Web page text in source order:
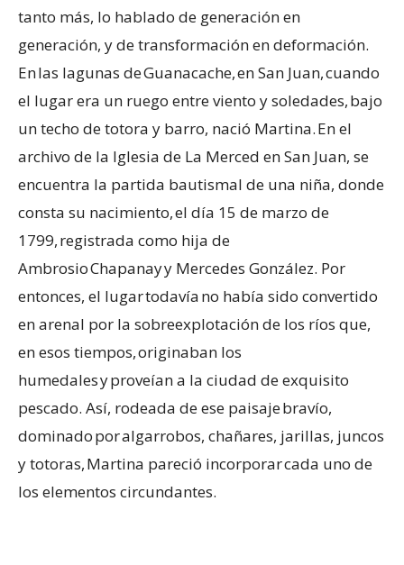
tanto más, lo hablado de generación en
generación, y de transformación en deformación.
En las lagunas de Guanacache, en San Juan, cuando
el lugar era un ruego entre viento y soledades, bajo
un techo de totora y barro, nació Martina. En el
archivo de la Iglesia de La Merced en San Juan, se
encuentra la partida bautismal de una niña, donde
consta su nacimiento, el día 15 de marzo de
1799, registrada como hija de
Ambrosio Chapanay y Mercedes González. Por
entonces, el lugar todavía no había sido convertido
en arenal por la sobreexplotación de los ríos que,
en esos tiempos, originaban los
humedales y proveían a la ciudad de exquisito
pescado. Así, rodeada de ese paisaje bravío,
dominado por algarrobos, chañares, jarillas, juncos
y totoras, Martina pareció incorporar cada uno de
los elementos circundantes.